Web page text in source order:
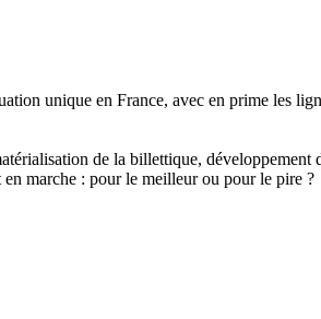
unique en France, avec en prime les
de la billettique,
marche : pour le meilleur ou pour le pire ?